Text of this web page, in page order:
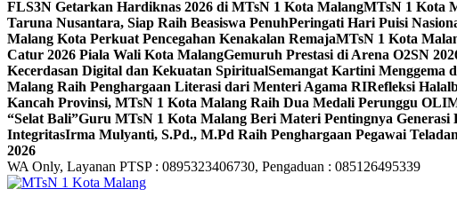
FLS3N Getarkan Hardiknas 2026 di MTsN 1 Kota MalangMTsN 1 Kota
Taruna Nusantara, Siap Raih Beasiswa PenuhPeringati Hari Puisi
Malang Kota Perkuat Pencegahan Kenakalan RemajaMTsN 1 Kota
Catur 2026 Piala Wali Kota MalangGemuruh Prestasi di Arena O2SN
Kecerdasan Digital dan Kekuatan SpiritualSemangat Kartini Menggema
Malang Raih Penghargaan Literasi dari Menteri Agama RIRefleksi
Kancah Provinsi, MTsN 1 Kota Malang Raih Dua Medali Perunggu
“Selat Bali”Guru MTsN 1 Kota Malang Beri Materi Pentingnya
IntegritasIrma Mulyanti, S.Pd., M.Pd Raih Penghargaan Pegawai
2026
WA Only, Layanan PTSP : 0895323406730, Pengaduan : 085126495339